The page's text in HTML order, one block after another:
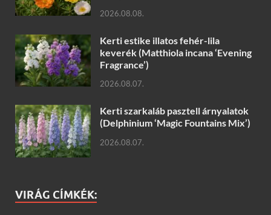
2026.08.08.
Kerti estike illatos fehér-lila
keverék (Matthiola incana ‘Evening
Fragrance’)
2026.08.07.
Kerti szarkaláb pasztell árnyalatok
(Delphinium ‘Magic Fountains Mix’)
2026.08.07.
VIRÁG CÍMKÉK: